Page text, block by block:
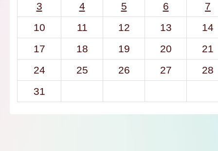
3 4 5 6
7
10
11 12 13
14
17
18 19 20
21
24
25 26 27
28
31